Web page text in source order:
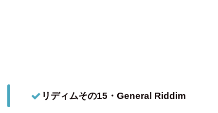
リディムその15・General Riddim